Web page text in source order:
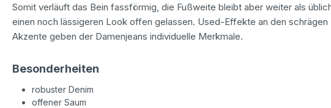
Somit verläuft das Bein fassförmig, die Fußweite bleibt aber weiter als
einen noch lässigeren Look offen gelassen. Used-Effekte an den
Akzente geben der Damenjeans individuelle Merkmale.
Besonderheiten
robuster Denim
offener Saum